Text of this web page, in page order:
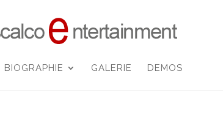
BIOGRAPHIE GALERIE DEMOS